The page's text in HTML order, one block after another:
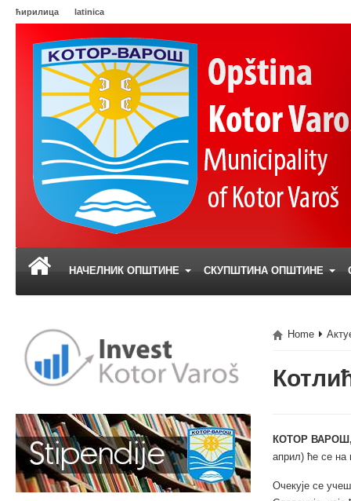
ћирилица latinica
НАЧЕЛНИК ОПШТИНЕ СКУПШТИНА ОПШТИНЕ
Home
КОТОР
април) ће се на
Очекује се